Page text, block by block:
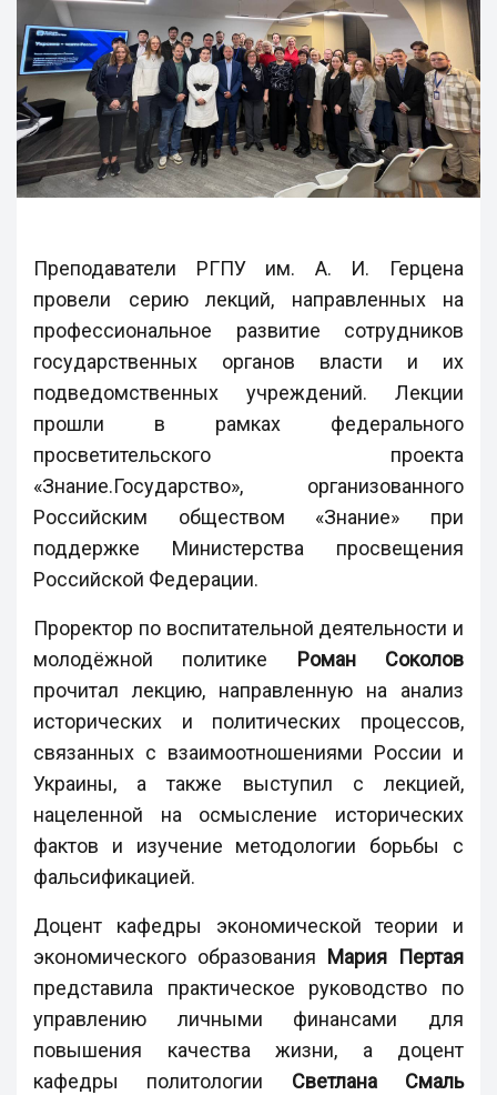
Преподаватели РГПУ им. А. И. Герцена
провели серию лекций, направленных на
профессиональное развитие сотрудников
государственных органов власти и их
подведомственных учреждений. Лекции
прошли в рамках федерального
просветительского проекта
«Знание.Государство», организованного
Российским обществом «Знание» при
поддержке Министерства просвещения
Российской Федерации.
Проректор по воспитательной деятельности и
молодёжной политике Роман Соколов
прочитал лекцию, направленную на анализ
исторических и политических процессов,
связанных с взаимоотношениями России и
Украины, а также выступил с лекцией,
нацеленной на осмысление исторических
фактов и изучение методологии борьбы с
фальсификацией.
Доцент кафедры экономической теории и
экономического образования Мария Пертая
представила практическое руководство по
управлению личными финансами для
повышения качества жизни, а доцент
кафедры политологии Светлана Смаль